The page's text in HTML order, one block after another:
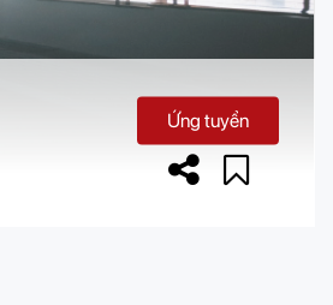
Ứng tuyển